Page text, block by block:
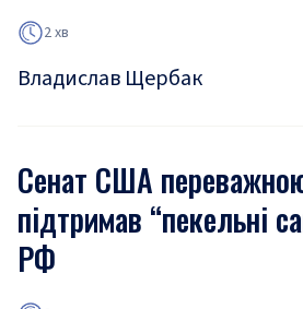
2 хв
Владислав Щербак
Сенат США
підтримав “пекельні
РФ